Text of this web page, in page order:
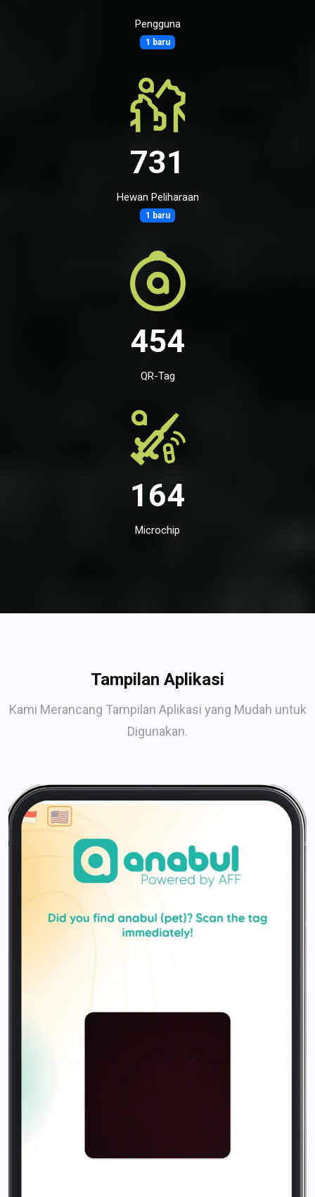
Pengguna
1 baru
731
Hewan Peliharaan
1 baru
454
QR-Tag
164
Microchip
Tampilan Aplikasi
Kami Merancang Tampilan Aplikasi yang Mudah untuk
Digunakan.